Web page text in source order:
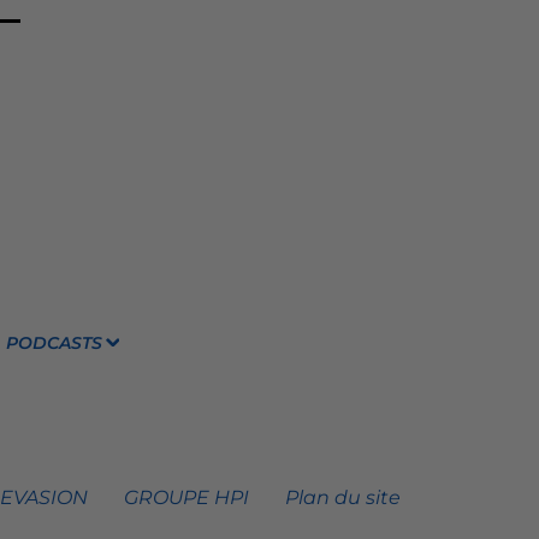
PODCASTS
GROUPE HPI Plan du site